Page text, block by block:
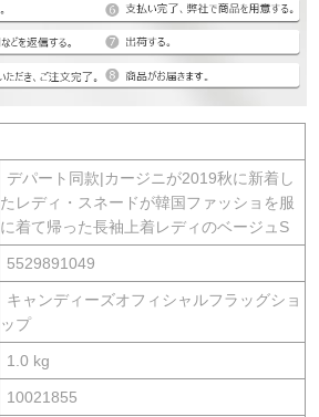
デパート同款|カージニが2019秋に新着し
たレディ・スネードが韓国ファッショを服
に着て帰った長袖上着レディのベージュS
5529891049
キャンディーズオフィシャルフラッグショ
ップ
1.0 kg
10021855